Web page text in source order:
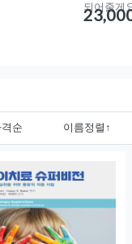
되어줄게
순 이름정렬↑